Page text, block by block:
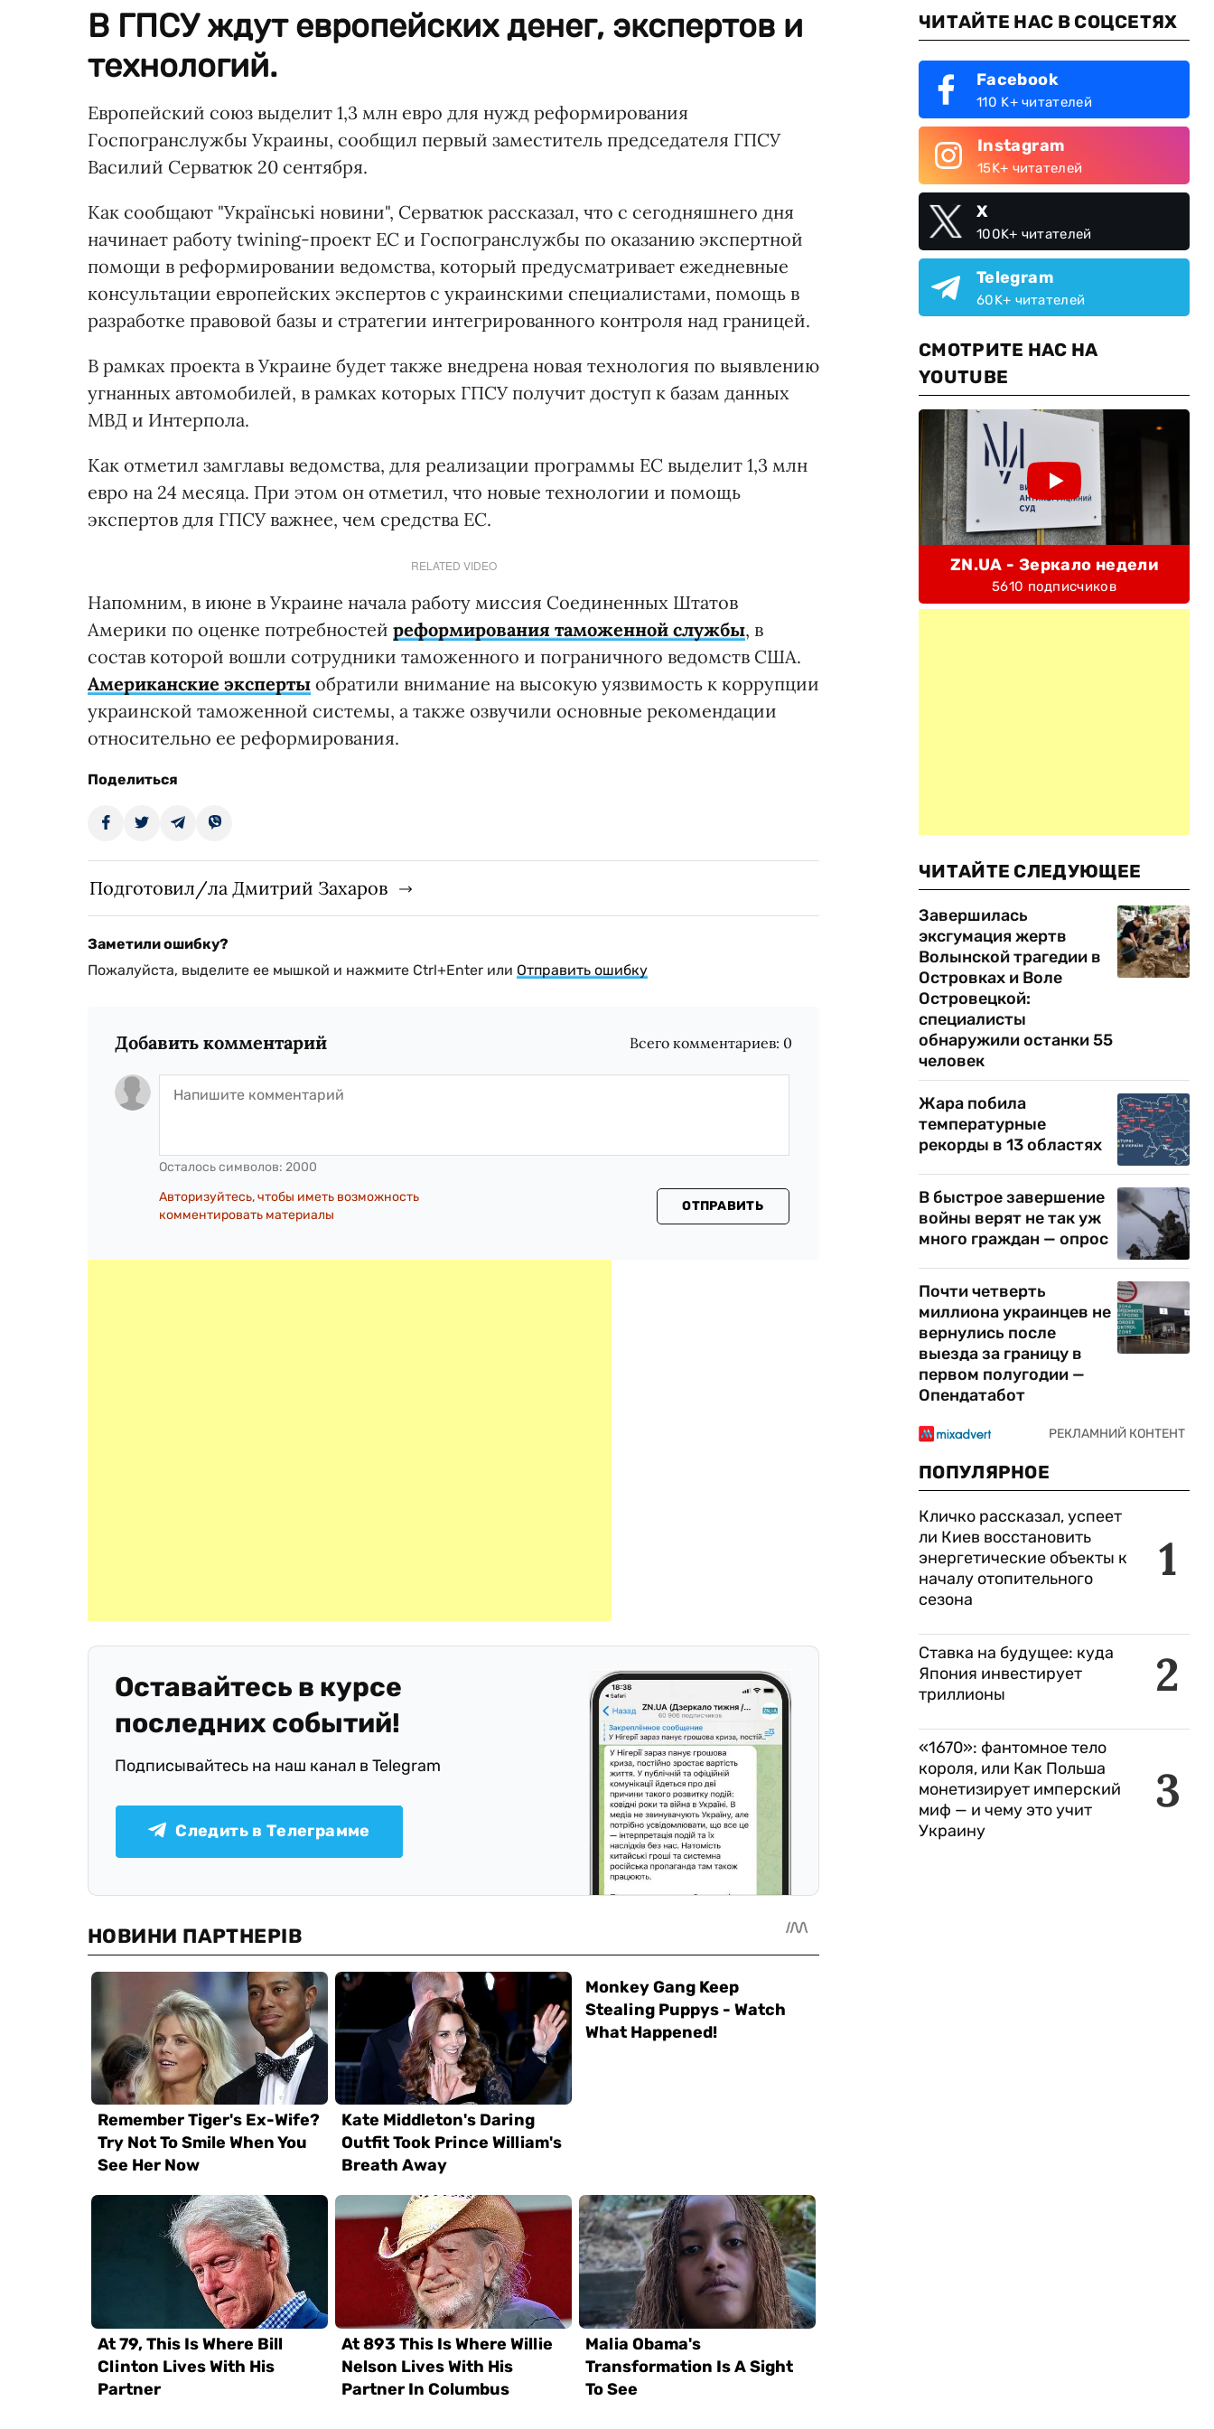
В ГПСУ ждут европейских денег, экспертов и
технологий.
Европейский союз выделит 1,3 млн евро для нужд реформирования
Госпогранслужбы Украины, сообщил первый заместитель председателя ГПСУ
Василий Серватюк 20 сентября.
Как сообщают "Українські новини", Серватюк рассказал, что с сегодняшнего дня
начинает работу twining-проект ЕС и Госпогранслужбы по оказанию экспертной
помощи в реформировании ведомства, который предусматривает ежедневные
консультации европейских экспертов с украинскими специалистами, помощь в
разработке правовой базы и стратегии интегрированного контроля над границей.
В рамках проекта в Украине будет также внедрена новая технология по выявлению
угнанных автомобилей, в рамках которых ГПСУ получит доступ к базам данных
МВД и Интерпола.
Как отметил замглавы ведомства, для реализации программы ЕС выделит 1,3 млн
евро на 24 месяца. При этом он отметил, что новые технологии и помощь
экспертов для ГПСУ важнее, чем средства ЕС.
RELATED VIDEO
Напомним, в июне в Украине начала работу миссия Соединенных Штатов
Америки по оценке потребностей реформирования таможенной службы, в
состав которой вошли сотрудники таможенного и пограничного ведомств США.
Американские эксперты обратили внимание на высокую уязвимость к коррупции
украинской таможенной системы, а также озвучили основные рекомендации
относительно ее реформирования.
Поделиться
Подготовил/ла Дмитрий Захаров
Заметили ошибку?
Пожалуйста, выделите ее мышкой и нажмите Ctrl+Enter или Отправить ошибку
Добавить комментарий Всего комментариев: 0
Осталось символов: 2000
Авторизуйтесь, чтобы иметь возможность
комментировать материалы
ОТПРАВИТЬ
Оставайтесь в курсе
последних событий!
Подписывайтесь на наш канал в Telegram
Следить в Телеграмме
ЧИТАЙТЕ НАС В СОЦСЕТЯХ
Facebook
110 K+ читателей
Instagram
15K+ читателей
X
100K+ читателей
Telegram
60K+ читателей
СМОТРИТЕ НАС НА
YOUTUBE
ZN.UA - Зеркало недели
5610 подписчиков
ЧИТАЙТЕ СЛЕДУЮЩЕЕ
Завершилась
эксгумация жертв
Волынской трагедии в
Островках и Воле
Островецкой:
специалисты
обнаружили останки 55
человек
Жара побила
температурные
рекорды в 13 областях
В быстрое завершение
войны верят не так уж
много граждан — опрос
Почти четверть
миллиона украинцев не
вернулись после
выезда за границу в
первом полугодии —
Опендатабот
ПОПУЛЯРНОЕ
1
Кличко рассказал, успеет
ли Киев восстановить
энергетические объекты к
началу отопительного
сезона
2
Ставка на будущее: куда
Япония инвестирует
триллионы
3
«1670»: фантомное тело
короля, или Как Польша
монетизирует имперский
миф — и чему это учит
Украину